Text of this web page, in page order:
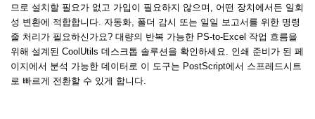
므로 설치할 필요가 없고 가입이 필요하지 않으며, 어떤 장치에서든 일회
성 변환에 적합합니다. 자동화, 폴더 감시 또는 일일 보고서를 위한 명령
줄 처리가 필요하신가요? 대량의 반복 가능한 PS-to-Excel 작업 흐름을
위해 설계된 CoolUtils 데스크톱 솔루션을 확인하세요. 인쇄 준비가 된 페
이지에서 분석 가능한 데이터로 이 도구는 PostScript에서 스프레드시트
로 빠르게 전환할 수 있게 합니다.